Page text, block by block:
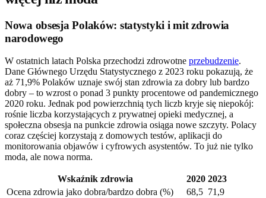
Nowa obsesja Polaków: statystyki i mit zdrowia
narodowego
W ostatnich latach Polska przechodzi zdrowotne przebudzenie.
Dane Głównego Urzędu Statystycznego z 2023 roku pokazują, że
aż 71,9% Polaków uznaje swój stan zdrowia za dobry lub bardzo
dobry – to wzrost o ponad 3 punkty procentowe od pandemicznego
2020 roku. Jednak pod powierzchnią tych liczb kryje się niepokój:
rośnie liczba korzystających z prywatnej opieki medycznej, a
społeczna obsesja na punkcie zdrowia osiąga nowe szczyty. Polacy
coraz częściej korzystają z domowych testów, aplikacji do
monitorowania objawów i cyfrowych asystentów. To już nie tylko
moda, ale nowa norma.
Wskaźnik zdrowia 2020 2023
Ocena zdrowia jako dobra/bardzo dobra (%)
68,5 71,9